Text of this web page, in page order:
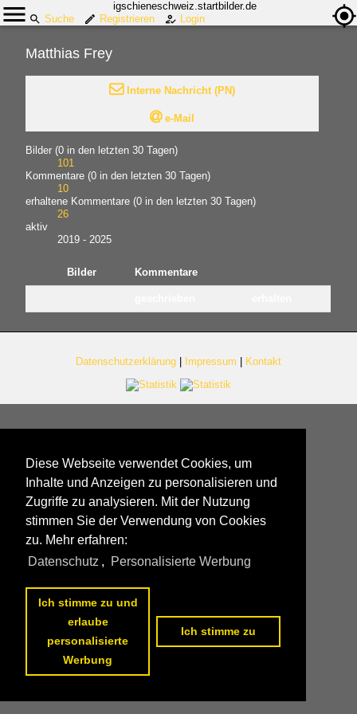
igschieneschweiz.startbilder.de
Suche
Registrieren Login
Matthias Frey
 Interne Nachricht (PN)
e-Mail
Bilder (0 in den letzten 30 Tagen)
101
Kommentare (0 in den letzten 30 Tagen)
10
erhaltene Kommentare (0 in den letzten 30 Tagen)
26
aktiv
2019 - 2025
Bilder Kommentare
Datenschutzerklärung Impressum Kontakt
Diese Webseite verwendet Cookies, um
Inhalte und Anzeigen zu personalisieren und
Zugriffe zu analysieren. Mit der Nutzung
stimmen Sie der Verwendung von Cookies
zu. Mehr erfahren:
Datenschutz , Personalisierte Werbung
Ich stimme zu und
erlaube
personalisierte
Werbung
Ich stimme zu